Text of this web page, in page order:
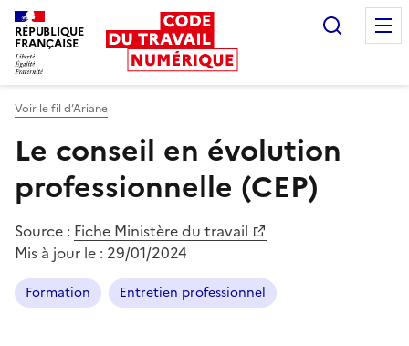
RÉPUBLIQUE
FRANÇAISE
Voir le fil d’Ariane
Le conseil en évolution
professionnelle (CEP)
Source : Fiche Ministère du travail
Mis à jour le : 29/01/2024
Formation Entretien professionnel